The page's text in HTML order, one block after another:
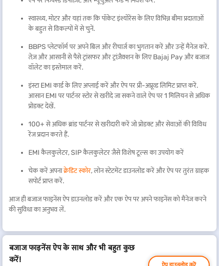
स्वास्थ्य, मोटर और यहां तक कि पॉकेट इंश्योरेंस के लिए विभिन्न बीमा प्रदाताओं
के बहुत से विकल्पों में से चुनें.
BBPS प्लेटफॉर्म पर अपने बिल और रीचार्ज का भुगतान करें और उन्हें मैनेज करें.
तेज़ और आसानी से पैसे ट्रांसफर और ट्रांज़ैक्शन के लिए Bajaj Pay और बजाज
वॉलेट का इस्तेमाल करें.
इंस्टा EMI कार्ड के लिए अप्लाई करें और ऐप पर प्री-अप्रूव्ड लिमिट प्राप्त करें.
आसान EMI पर पार्टनर स्टोर से खरीदे जा सकने वाले ऐप पर 1 मिलियन से अधिक
प्रोडक्ट देखें.
100+ से अधिक ब्रांड पार्टनर से खरीदारी करें जो प्रोडक्ट और सेवाओं की विविध
रेंज प्रदान करते हैं.
EMI कैलकुलेटर, SIP कैलकुलेटर जैसे विशेष टूल्स का उपयोग करें
चेक करें अपनाक्रेडिट स्कोर, लोन स्टेटमेंट डाउनलोड करें और ऐप पर तुरंत ग्राहक
सपोर्ट प्राप्त करें.
आज ही बजाज फाइनेंस ऐप डाउनलोड करें और एक ऐप पर अपने फाइनेंस को मैनेज करने
की सुविधा का अनुभव लें.
बजाज फाइनेंस ऐप के साथ और भी बहुत कुछ
करें!